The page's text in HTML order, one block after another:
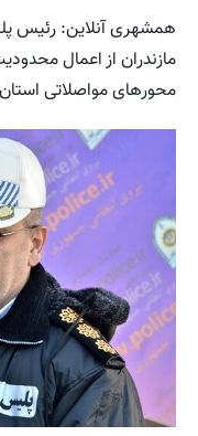
همشهری آنلاین: رئیس
محورهای مواصلاتی